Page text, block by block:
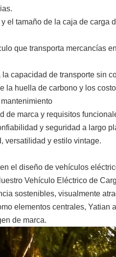
el tamaño de la caja de
que transporta mercancías
capacidad de transporte sin
la huella de carbono y los
de marca y requisitos
y seguridad a largo
versatilidad y estilo vintage.
el diseño de vehículos
Vehículo Eléctrico de
sostenibles, visualmente
elementos centrales,
de marca.